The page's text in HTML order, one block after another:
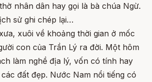
nhân dân hay gọi là bà chúa Ngừ.
sử ghi chép lại…
xuôi về khoảng thời gian ở mốc
con của Trần Lý ra đời. Một hôm
làm nghề địa lý, vốn có tính hay
đất đẹp. Nước Nam nổi tiếng có